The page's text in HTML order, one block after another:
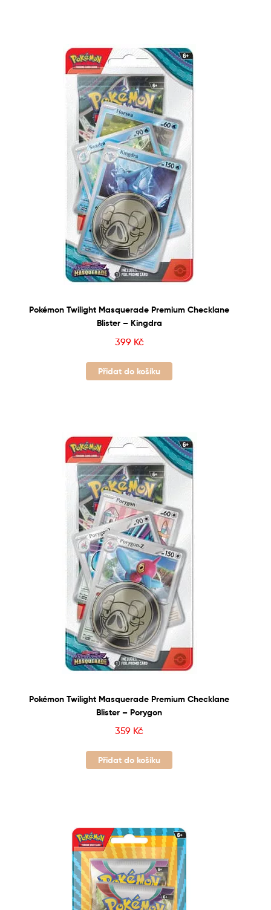
Pokémon Twilight Masquerade Premium Checklane
Blister – Kingdra
399 Kč
Přidat do košíku
Pokémon Twilight Masquerade Premium Checklane
Blister – Porygon
359 Kč
Přidat do košíku